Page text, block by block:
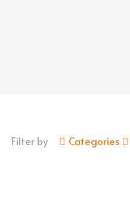
Filter by Categories